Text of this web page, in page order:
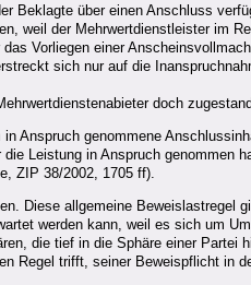
Beklagte über einen Anschluss
weil der Mehrwertdienstleister im
Vorliegen einer
sich nur auf die
doch
Anspruch genommene
Leistung in Anspruch genommen
ZIP 38/2002, 1705 ff).
Diese allgemeine
werden kann, weil es sich um
die tief in die Sphäre einer
Regel trifft, seiner Beweispflicht in